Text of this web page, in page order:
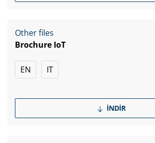
Other files
Brochure IoT
EN IT
İNDIR